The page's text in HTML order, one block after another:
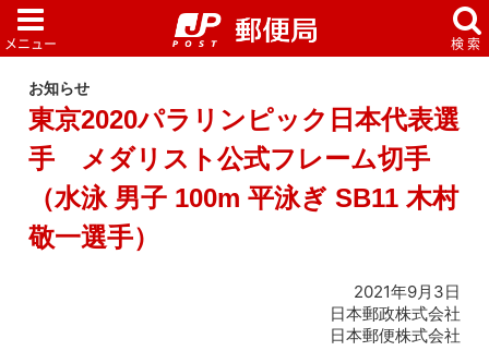
お知らせ
東京2020パラリンピック日本代表選
手 メダリスト公式フレーム切手
（水泳 男子 100m 平泳ぎ SB11 木村
敬一選手）
2021年9月3日
日本郵政株式会社
日本郵便株式会社